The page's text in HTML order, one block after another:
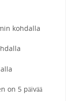
kohdalla
on 5 päivää